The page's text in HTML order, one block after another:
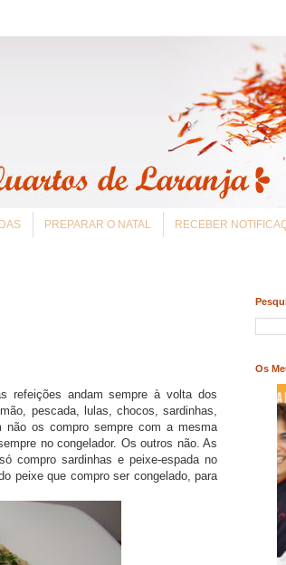
PREPARAR O NATAL RECEBER
refeições andam sempre à volta dos
pescada, lulas, chocos, sardinhas,
não os compro sempre com a mesma
no congelador. Os outros não. As
compro sardinhas e peixe-espada no
peixe que compro ser congelado, para
Os